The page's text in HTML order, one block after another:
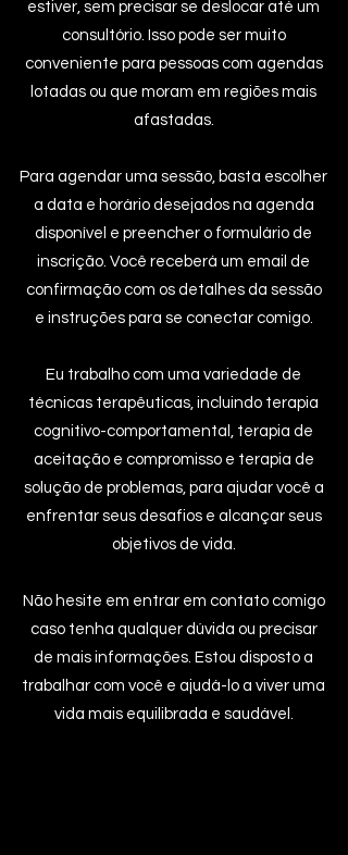
estiver, sem precisar se deslocar até um
consultório. Isso pode ser muito
conveniente para pessoas com agendas
lotadas ou que moram em regiões mais
afastadas.
Para agendar uma sessão, basta escolher
a data e horário desejados na agenda
disponível e preencher o formulário de
inscrição. Você receberá um email de
confirmação com os detalhes da sessão
e instruções para se conectar comigo.
Eu trabalho com uma variedade de
técnicas terapêuticas, incluindo terapia
cognitivo-comportamental, terapia de
aceitação e compromisso e terapia de
solução de problemas, para ajudar você a
enfrentar seus desafios e alcançar seus
objetivos de vida.
Não hesite em entrar em contato comigo
caso tenha qualquer dúvida ou precisar
de mais informações. Estou disposto a
trabalhar com você e ajudá-lo a viver uma
vida mais equilibrada e saudável.